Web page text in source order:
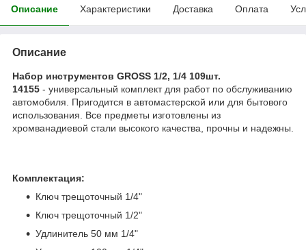
Описание Характеристики Доставка Оплата
Описание
Набор инструментов GROSS 1/2, 1/4 109шт.
14155 - универсальный комплект для работ по обслуживанию
автомобиля. Пригодится в автомастерской или для бытового
использования. Все предметы изготовлены из
хромванадиевой стали высокого качества, прочны и надежны.
Комплектация:
Ключ трещоточный 1/4"
Ключ трещоточный 1/2"
Удлинитель 50 мм 1/4"